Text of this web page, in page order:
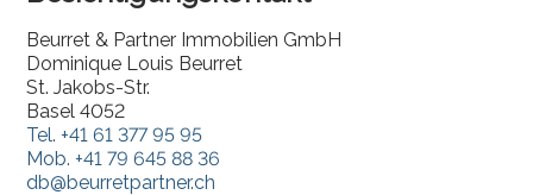
Beurret & Partner Immobilien GmbH
Dominique Louis Beurret
St. Jakobs-Str.
Basel 4052
Tel.+41 61 377 95 95
Mob.+41 79 645 88 36
db@beurretpartner.ch